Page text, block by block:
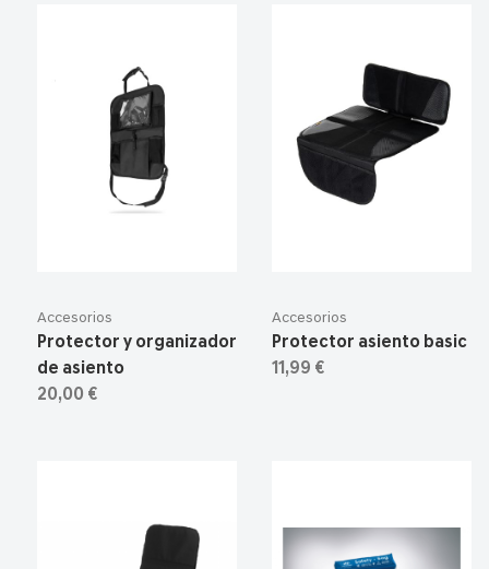
Accesorios
Protector y organizador
de asiento
20,00 €
Accesorios
Protector asiento basic
11,99 €